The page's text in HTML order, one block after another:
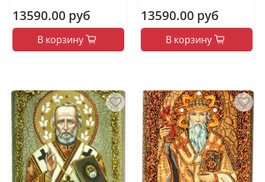
13590.00 руб
В корзину
13590.00 руб
В корзину